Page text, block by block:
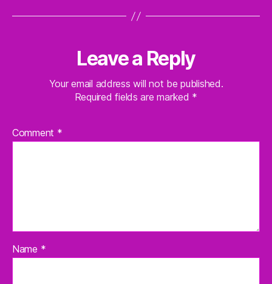
Leave a Reply
Your email address will not be published.
Required fields are marked *
Comment *
Name *